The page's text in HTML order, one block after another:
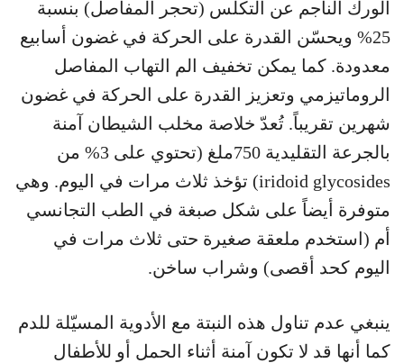
الورك الناجم عن التكلس (تحجر المفاصل) بنسبة
25% ويحسّن القدرة على الحركة في غضون أسابيع
معدودة. كما يمكن تخفيف الم التهاب المفاصل
الروماتيزمي وتعزيز القدرة على الحركة في غضون
شهرين تقريباً. تُعدّ خلاصة مخلب الشيطان آمنة
بالجرعة التقليدية 750ملغ (تحتوي على 3% من
iridoid glycosides) تؤخذ ثلاث مرات في اليوم. وهي
متوفرة أيضاً على شكل صبغة في الطب التجانسي
أم (استخدم ملعقة صغيرة حتى ثلاث مرات في
اليوم كحد أقصى) وشراب ساخن.
ينبغي عدم تناول هذه النبتة مع الأدوية المسيّلة للدم
كما أنها قد لا تكون آمنة أثناء الحمل أو للأطفال